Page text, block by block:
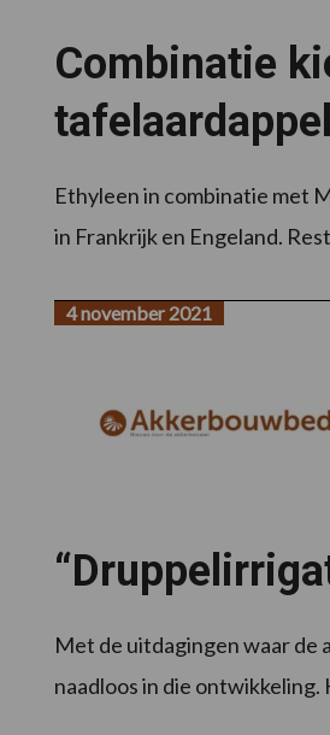
Combinatie
Ethyleen in combinatie met
in Frankrijk en Engeland.
4 november 2021
Met de uitdagingen waar
naadloos in die